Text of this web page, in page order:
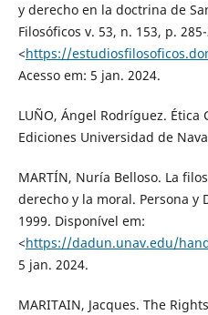
y derecho en la doctrina de
Filosóficos v. 53, n. 153, p.
<https://
Acesso em: 5 jan. 2024.
LUÑO, Ángel Rodríguez. Ética
Ediciones Universidad de
MARTÍN, Nuría Belloso. La
derecho y la moral. Persona y
1999. Disponível em:
<https://dadun.unav.edu/
5 jan. 2024.
MARITAIN, Jacques. The